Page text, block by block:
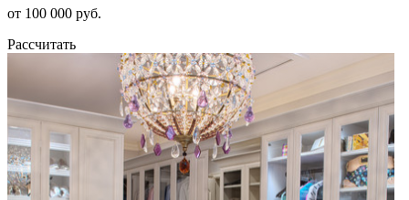
от 100 000 руб.
Рассчитать